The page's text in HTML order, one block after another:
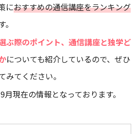
におすすめの通信講座をランキング
ぶ際のポイント、通信講座と独学ど
についても紹介しているので、ぜひ
みてください。
現在の情報となっております。